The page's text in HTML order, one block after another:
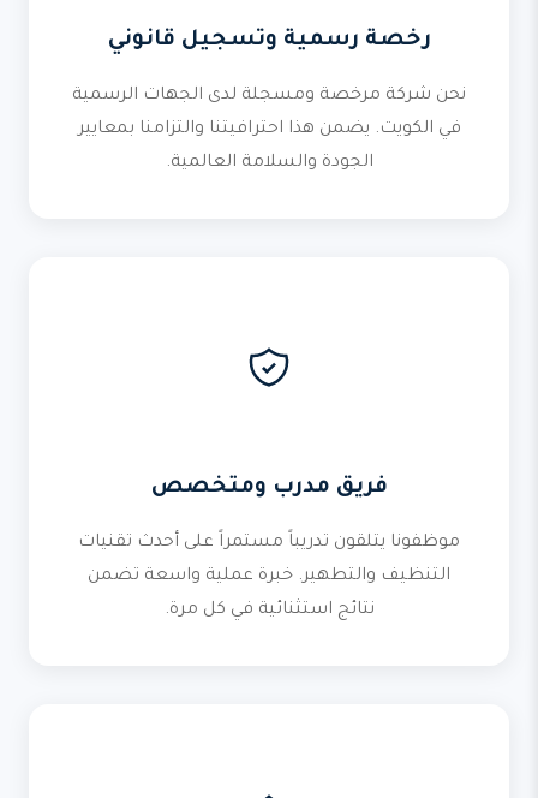
رخصة رسمية وتسجيل قانوني
نحن شركة مرخصة ومسجلة لدى الجهات الرسمية
في الكويت. يضمن هذا احترافيتنا والتزامنا بمعايير
الجودة والسلامة العالمية.
فريق مدرب ومتخصص
موظفونا يتلقون تدريباً مستمراً على أحدث تقنيات
التنظيف والتطهير. خبرة عملية واسعة تضمن
نتائج استثنائية في كل مرة.